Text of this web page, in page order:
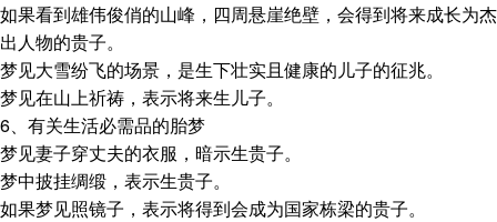
如果看到雄伟俊俏的山峰，四周悬崖绝壁，会得到将来成长为杰
出人物的贵子。
梦见大雪纷飞的场景，是生下壮实且健康的儿子的征兆。
梦见在山上祈祷，表示将来生儿子。
6、有关生活必需品的胎梦
梦见妻子穿丈夫的衣服，暗示生贵子。
梦中披挂绸缎，表示生贵子。
如果梦见照镜子，表示将得到会成为国家栋梁的贵子。